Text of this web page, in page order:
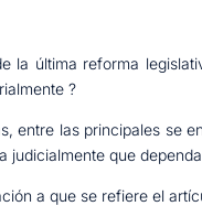
la última reforma
?
entre las principales se
que
a que se refiere el